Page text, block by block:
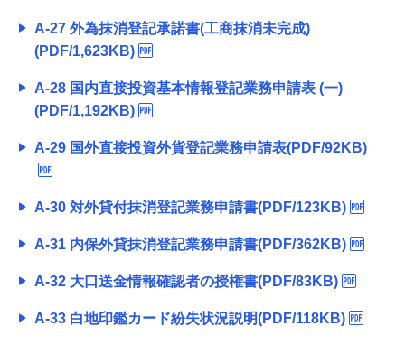
A-27 外為抹消登記承諾書(工商抹消未完成)
(PDF/1,623KB)
A-28 国内直接投資基本情報登記業務申請表 (一)
(PDF/1,192KB)
A-29 国外直接投資外貨登記業務申請表(PDF/92KB)
A-30 対外貸付抹消登記業務申請書(PDF/123KB)
A-31 内保外貸抹消登記業務申請書(PDF/362KB)
A-32 大口送金情報確認者の授権書(PDF/83KB)
A-33 白地印鑑カード紛失状況説明(PDF/118KB)